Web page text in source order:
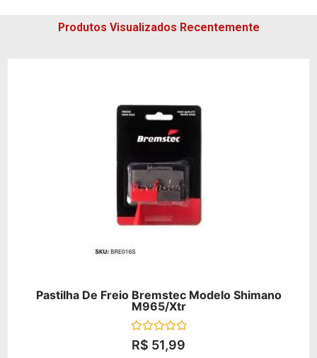
Produtos Visualizados Recentemente
Pastilha De Freio Bremstec Modelo Shimano
M965/xtr
Avaliação
0R$ 51,99